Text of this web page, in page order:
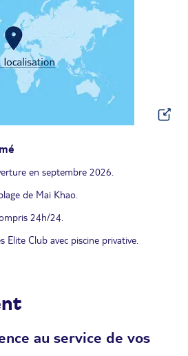
en septembre 2026.
de Mai Khao.
24h/24.
Elite Club avec piscine privative.
au service de vos